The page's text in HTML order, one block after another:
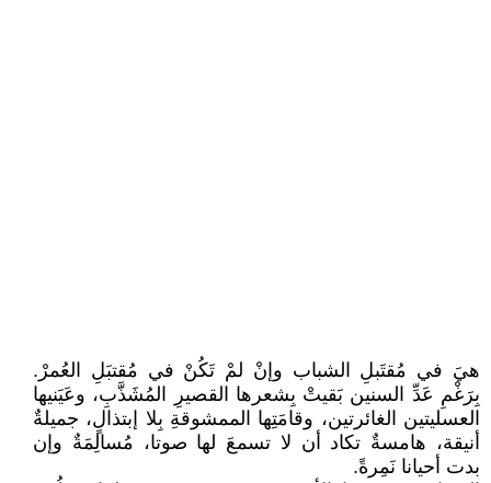
هيَ في مُقتَبلِ الشباب وإنْ لمْ تَكُنْ في مُقتبَلِ العُمرْ.
بِرَغْمِ عَدِّ السنين بَقيتْ بِشعرها القصيرِ المُشَذَّبِ، وعَيَنيها
العسليتين الغائرتين، وقامَتِها الممشوقةِ بِلا إبتذالٍ، جميلةٌ
أنيقة، هامسةٌ تكاد أن لا تسمعَ لها صوتا، مُسالِمَةٌ وإن
بدت أحيانا نَمِرةً.